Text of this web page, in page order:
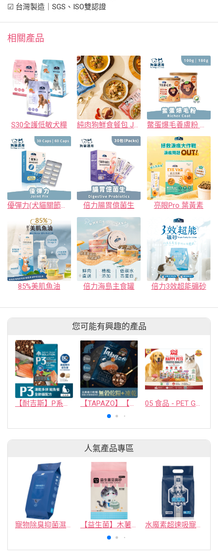
☑ 台灣製造｜SGS、ISO雙認證
相關產品
S30全護低敏犬糧 純肉狗鮮食餐包 JUMBO系列 鱉蛋爆毛養膚粉 皮毛保健
優彈力(犬貓關節專護保健粉) 倍力腸胃億菌生 亮眼Pro 葉黃素
85%美肌魚油 倍力海島主食罐 倍力3效超能礦砂
您可能有興趣的產品
【耐吉斯】P系列-P3 凍乾多拼無穀鮭魚餐(全齡貓) 【TAPAZO】【凍乾雙饗宴】成幼貓低敏鮭魚配方 5磅 05 食品 - PET GUSTO CO.,LTD.
人氣產品專區
寵物除臭抑菌濕紙巾／30抽／無味【4包100】 【益生菌】木薯豆腐砂/豆腐砂 (1包最低$119起)抽貓砂機 水魔素超速吸寵物尿布墊買1送1